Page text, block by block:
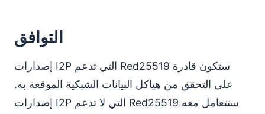
التوافق
إصدارات I2P التي تدعم Red25519 ستكون قادرة
على التحقق من هياكل البيانات الشبكية الموقعة به.
إصدارات I2P التي لا تدعم Red25519 ستتعامل معه